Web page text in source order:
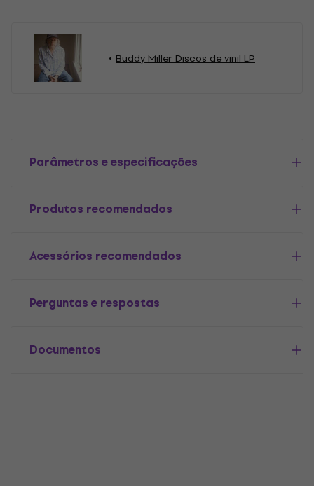
Buddy Miller Discos de vinil LP
Parâmetros e especificações
Produtos recomendados
Acessórios recomendados
Perguntas e respostas
Documentos